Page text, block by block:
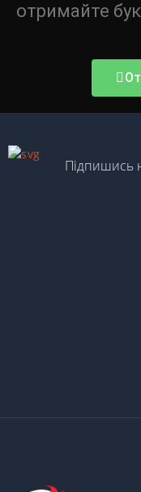
отримайте
Підпишись